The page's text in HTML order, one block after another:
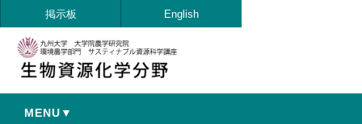
掲示板 English
MENU▼